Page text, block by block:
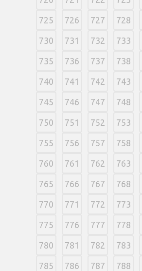
725 726 727 728
730 731 732 733
735 736 737 738
740 741 742 743
745 746 747 748
750 751 752 753
755 756 757 758
760 761 762 763
765 766 767 768
770 771 772 773
775 776 777 778
780 781 782 783
785 786 787 788